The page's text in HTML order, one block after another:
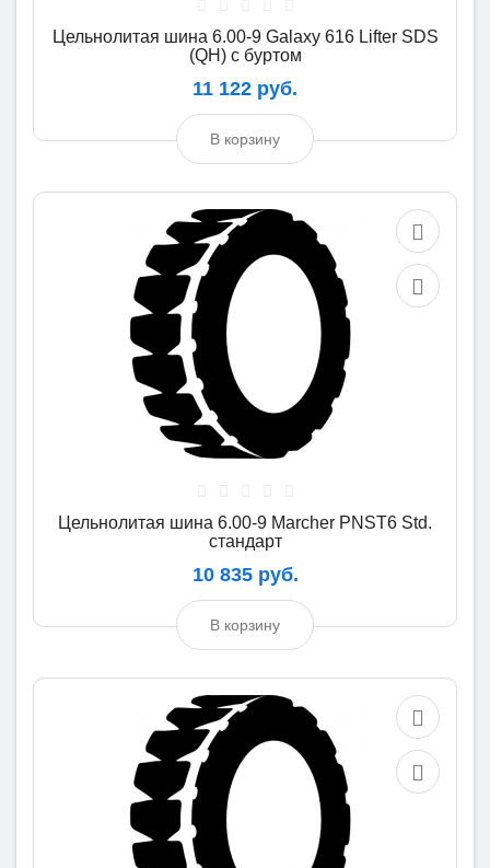
Цельнолитая шина 6.00-9 Galaxy 616 Lifter SDS
(QH) с буртом
11 122 руб.
В корзину
Цельнолитая шина 6.00-9 Marcher PNST6 Std.
стандарт
10 835 руб.
В корзину